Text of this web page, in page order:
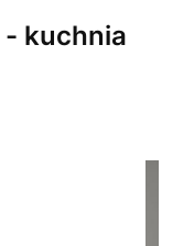
- kuchnia